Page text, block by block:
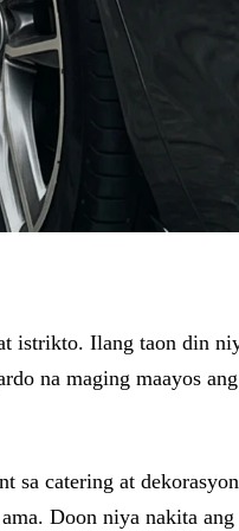
istrikto. Ilang taon din
na maging maayos
sa catering at
Doon niya nakita